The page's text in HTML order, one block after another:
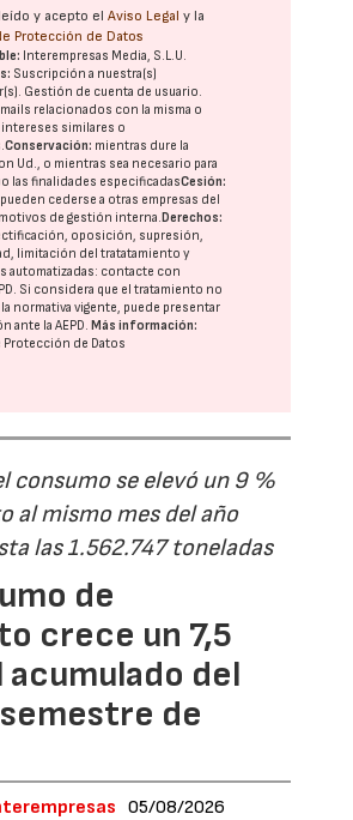
y acepto elAviso Legal y la
Protección de Datos
Interempresas Media, S.L.U.
Suscripción a nuestra(s)
Gestión de cuenta de usuario.
relacionados con la misma o
intereses similares o
Conservación: mientras dure la
Ud., o mientras sea necesario para
las finalidades especificadasCesión:
cederse a otras empresas del
de gestión interna.Derechos:
oposición, supresión,
limitación del tratatamiento y
automatizadas: contacte con
. Si considera que el tratamiento no
la normativa vigente, puede presentar
ante laAEPD.Más información:
Protección de Datos
consumo se elevó un 9 %
al mismo mes del año
las 1.562.747 toneladas
de
crece un 7,5
acumulado del
de
05/08/2026